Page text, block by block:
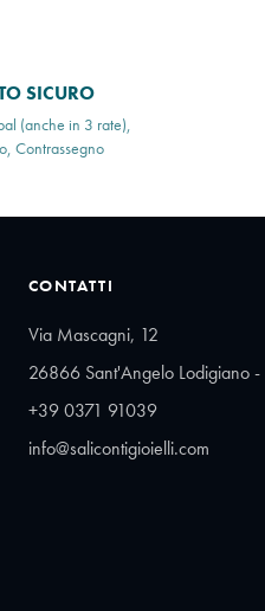
SICURO
(anche in 3 rate),
Contrassegno
CONTATTI
Via Mascagni, 12
26866 Sant'Angelo Lodigiano -
+39 0371 91039
info@salicontigioielli.com